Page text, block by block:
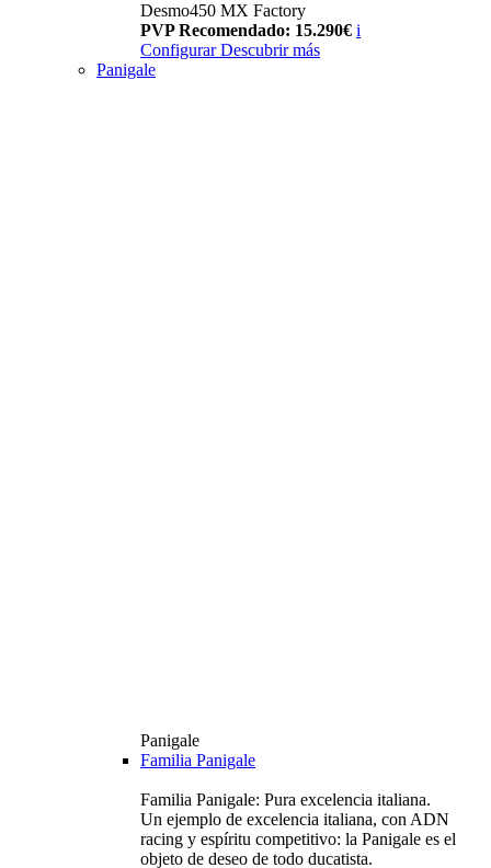
Desmo450 MX Factory
PVP Recomendado: 15.290€ i
Configurar Descubrir más
Panigale
Panigale
Familia Panigale
Familia Panigale: Pura excelencia italiana.
Un ejemplo de excelencia italiana, con ADN
racing y espíritu competitivo: la Panigale es el
objeto de deseo de todo ducatista.